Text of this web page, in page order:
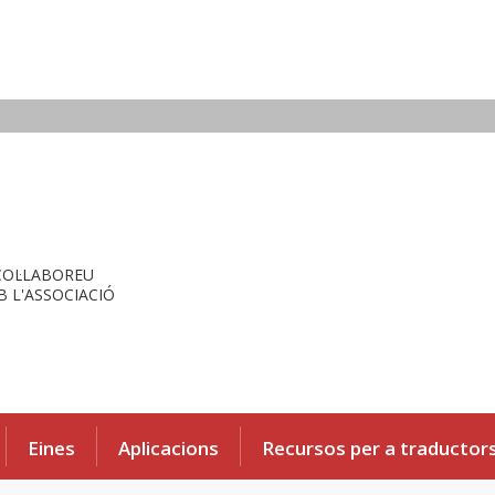
L'ASSOCIACIÓ
Eines Aplicacions Recursos per a